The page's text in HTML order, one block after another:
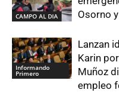
CAMPO AL DIA
Osorno
Informando
Primero
Lanzan
Karin
Muñoz
empleo